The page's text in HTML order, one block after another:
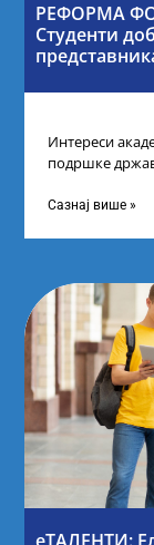
РЕФОРМА
Студенти
Интереси
подршке
Сазнај више »